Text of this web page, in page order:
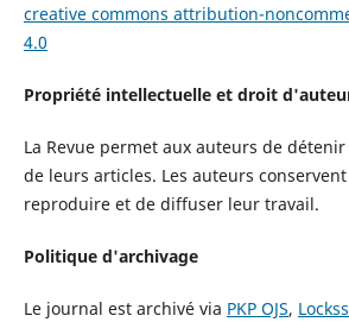
creative commons attribution-
4.0
Propriété intellectuelle et droit
La Revue permet aux auteurs de
de leurs articles. Les auteurs
reproduire et de diffuser leur travail.
Politique d'archivage
Le journal est archivé via PKP OJS, Lockss